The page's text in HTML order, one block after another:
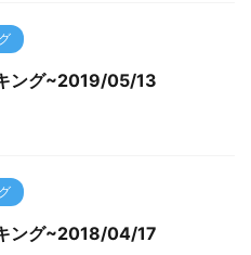
ング~2019/05/13
ング~2018/04/17